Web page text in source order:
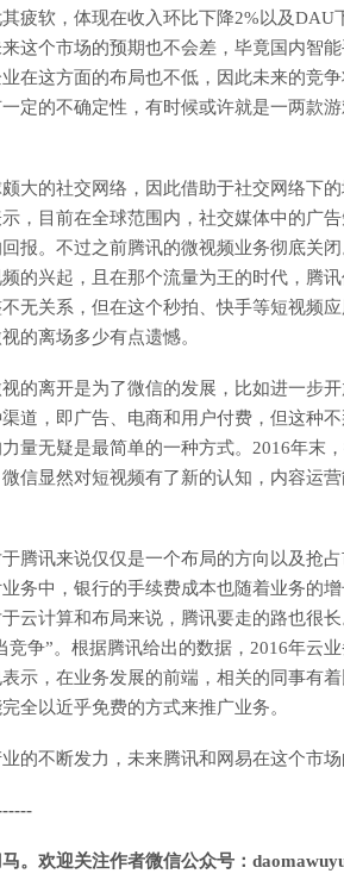
疲软，体现在收入环比下降2%以及
这个市场的预期也不会差，毕竟国内智
在这方面的布局也不低，因此未来的竞
定的不确定性，有时候或许就是一两款
大的社交网络，因此借助于社交网络下
，目前在全球范围内，社交媒体中的广
报。不过之前腾讯的微视频业务彻底关
的兴起，且在那个流量为王的时代，腾
无关系，但在这个秒拍、快手等短视频
的离场多少有点遗憾。
的离开是为了微信的发展，比如进一步
道，即广告、电商和用户付费，但这种
量无疑是最简单的一种方式。2016年末
信显然对短视频有了新的认知，内容运
腾讯来说仅仅是一个布局的方向以及抢
务中，银行的手续费成本也随着业务的
云计算和布局来说，腾讯要走的路也很
竞争”。根据腾讯给出的数据，2016年云
示，在业务发展的前端，相关的同事有
全以近乎免费的方式来推广业务。
的不断发力，未来腾讯和网易在这个市
马。欢迎关注作者微信公众号：